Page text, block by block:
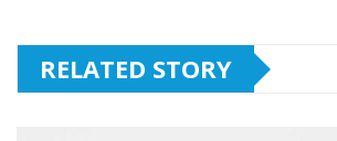
RELATED STORY